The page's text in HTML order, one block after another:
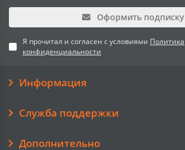
Оформить подписку
Я прочитал и согласен с условиями Политика
конфиденциальности
Информация
Служба поддержки
Дополнительно